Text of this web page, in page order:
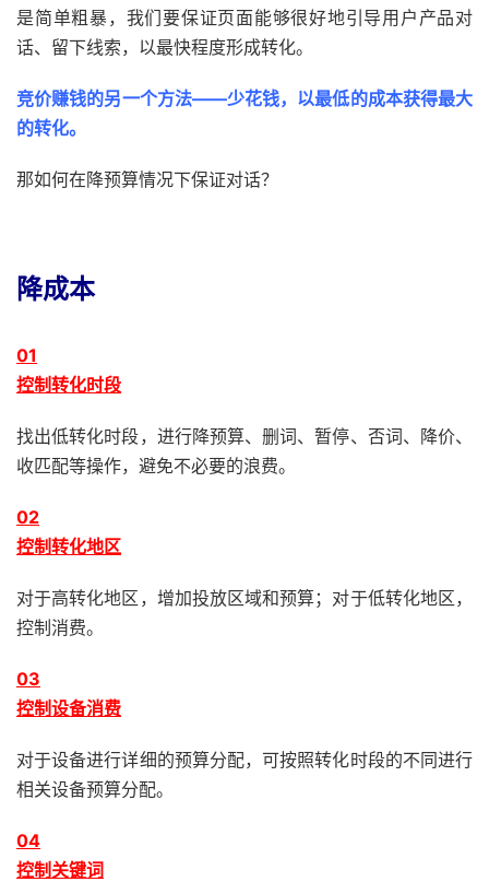
是简单粗暴，我们要保证页面能够很好地引导用户产品对
话、留下线索，以最快程度形成转化。
竞价赚钱的另一个方法——少花钱，以最低的成本获得最大
的转化。
那如何在降预算情况下保证对话？
降成本
01
控制转化时段
找出低转化时段，进行降预算、删词、暂停、否词、降价、
收匹配等操作，避免不必要的浪费。
02
控制转化地区
对于高转化地区，增加投放区域和预算；对于低转化地区，
控制消费。
03
控制设备消费
对于设备进行详细的预算分配，可按照转化时段的不同进行
相关设备预算分配。
04
控制关键词